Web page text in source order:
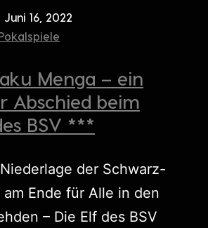
Juni 16, 2022
Menga – ein
Abschied beim
BSV ***
der Schwarz-
Ende für Alle in den
– Die Elf des BSV